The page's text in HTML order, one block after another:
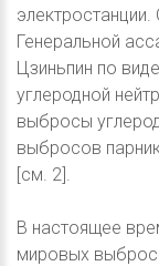
Генеральной
Цзиньпин по
углеродной
выбросы
выбросов
[см. 2].
В настоящее
мировых